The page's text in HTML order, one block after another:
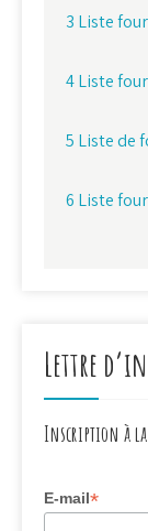
3 Liste
4 Liste
5 Liste de
6 Liste
Lettre
Inscription à
E-mail*